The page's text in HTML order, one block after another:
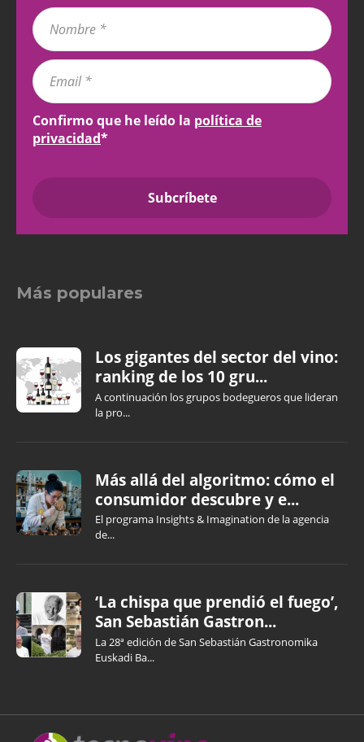
Confirmo que he leído la política de
privacidad*
Más populares
Los gigantes del sector del vino:
ranking de los 10 gru...
A continuación los grupos bodegueros que lideran
la pro...
Más allá del algoritmo: cómo el
consumidor descubre y e...
El programa Insights & Imagination de la agencia
de...
‘La chispa que prendió el fuego’,
San Sebastián Gastron...
La 28ª edición de San Sebastián Gastronomika
Euskadi Ba...